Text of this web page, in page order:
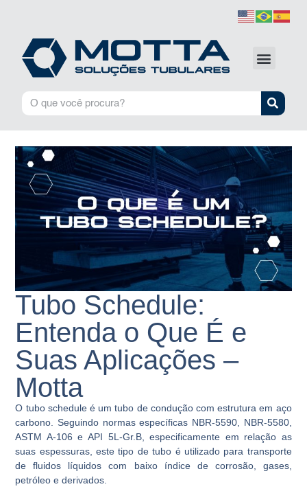
Tubo Schedule:
Entenda o Que É e
Suas Aplicações –
Motta
O tubo schedule é um tubo de condução com estrutura em aço
carbono. Seguindo normas específicas NBR-5590, NBR-5580,
ASTM A-106 e API 5L-Gr.B, especificamente em relação as
suas espessuras, este tipo de tubo é utilizado para transporte
de fluidos líquidos com baixo índice de corrosão, gases,
petróleo e derivados.